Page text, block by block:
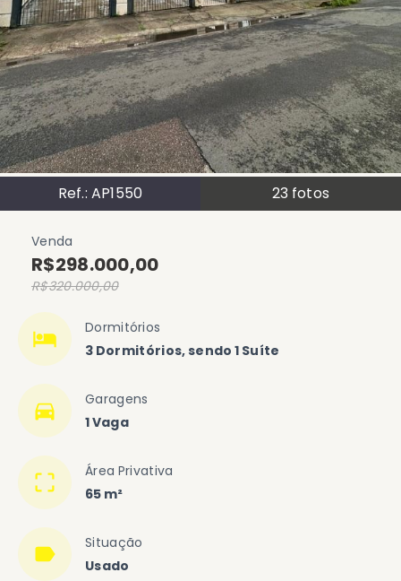
Ref.: AP1550 23 fotos
Venda
R$298.000,00
R$320.000,00
Dormitórios
3 Dormitórios, sendo 1 Suíte
Garagens
1 Vaga
Área Privativa
65 m²
Situação
Usado